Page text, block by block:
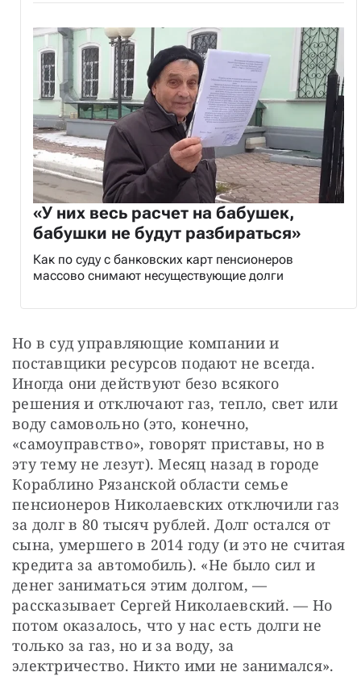
«У них весь расчет на бабушек,
бабушки не будут разбираться»
Как по суду с банковских карт пенсионеров
массово снимают несуществующие долги
Но в суд управляющие компании и
поставщики ресурсов подают не всегда.
Иногда они действуют безо всякого
решения и отключают газ, тепло, свет или
воду самовольно (это, конечно,
«самоуправство», говорят приставы, но в
эту тему не лезут). Месяц назад в городе
Кораблино Рязанской области семье
пенсионеров Николаевских отключили газ
за долг в 80 тысяч рублей. Долг остался от
сына, умершего в 2014 году (и это не считая
кредита за автомобиль). «Не было сил и
денег заниматься этим долгом, —
рассказывает Сергей Николаевский. — Но
потом оказалось, что у нас есть долги не
только за газ, но и за воду, за
электричество. Никто ими не занимался».